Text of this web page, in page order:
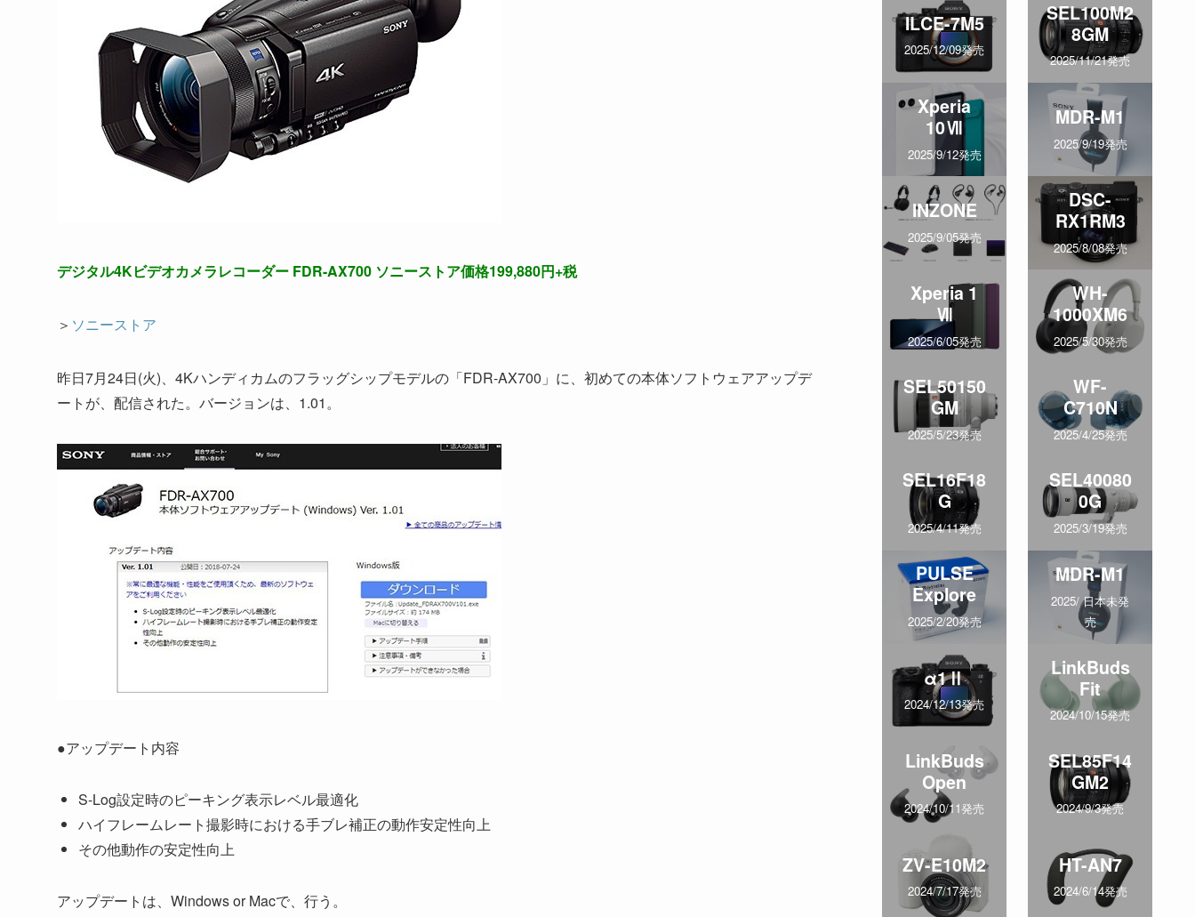
デジタル4Kビデオカメラレコーダー FDR-AX700 ソニーストア価格199,880円+税
＞ ソニーストア
昨日7月24日(火)、4Kハンディカムのフラッグシップモデルの「FDR-AX700」に、初めての本体ソフトウェアアップデ
ートが、配信された。バージョンは、1.01。
●アップデート内容
S-Log設定時のピーキング表示レベル最適化
ハイフレームレート撮影時における手ブレ補正の動作安定性向上
その他動作の安定性向上
アップデートは、Windows or Macで、行う。
ILCE-7M5
2025/12/09発売
SEL100M2
8GM
2025/11/21発売
Xperia
10Ⅶ
2025/9/12発売
MDR-M1
2025/9/19発売
INZONE
2025/9/05発売
DSC-
RX1RM3
2025/8/08発売
Xperia 1
Ⅶ
2025/6/05発売
WH-
1000XM6
2025/5/30発売
SEL50150
GM
2025/5/23発売
WF-
C710N
2025/4/25発売
SEL16F18
G
2025/4/11発売
SEL40080
0G
2025/3/19発売
PULSE
Explore
2025/2/20発売
MDR-M1
2025/ 日本未発
売
α1Ⅱ
2024/12/13発売
LinkBuds
Fit
2024/10/15発売
LinkBuds
Open
2024/10/11発売
SEL85F14
GM2
2024/9/3発売
ZV-E10M2
2024/7/17発売
HT-AN7
2024/6/14発売